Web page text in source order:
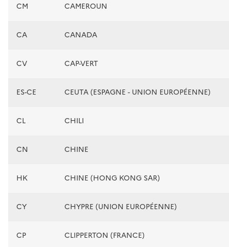
CM CAMEROUN
CA CANADA
CV CAP-VERT
ES-CE CEUTA (ESPAGNE - UNION EUROPÉENNE)
CL CHILI
CN CHINE
HK CHINE (HONG KONG SAR)
CY CHYPRE (UNION EUROPÉENNE)
CP CLIPPERTON (FRANCE)